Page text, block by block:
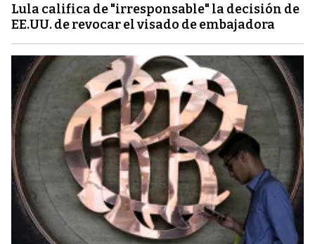
Lula califica de "irresponsable" la decisión de
EE.UU. de revocar el visado de embajadora